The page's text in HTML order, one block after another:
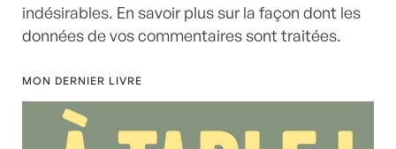
indésirables. En savoir plus sur la façon dont les
données de vos commentaires sont traitées.
MON DERNIER LIVRE